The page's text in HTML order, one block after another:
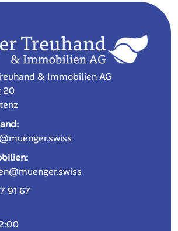
& Immobilien AG
20
91 67